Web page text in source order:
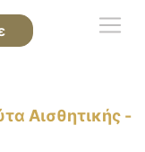
Αισθητικής -